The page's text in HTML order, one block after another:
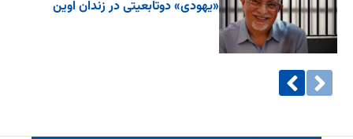
«یهودی» دوتابعیتی در زندان اوین